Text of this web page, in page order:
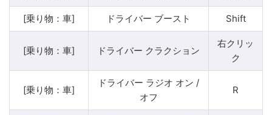
[乗り物：車] ドライバー ブースト Shift
[乗り物：車] ドライバー クラクション
右クリッ
ク
[乗り物：車]
ドライバー ラジオ オン /
オフ
R